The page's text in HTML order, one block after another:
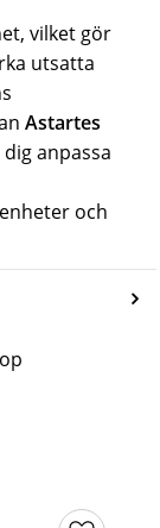
vilket gör
utsatta
Astartes
anpassa
och